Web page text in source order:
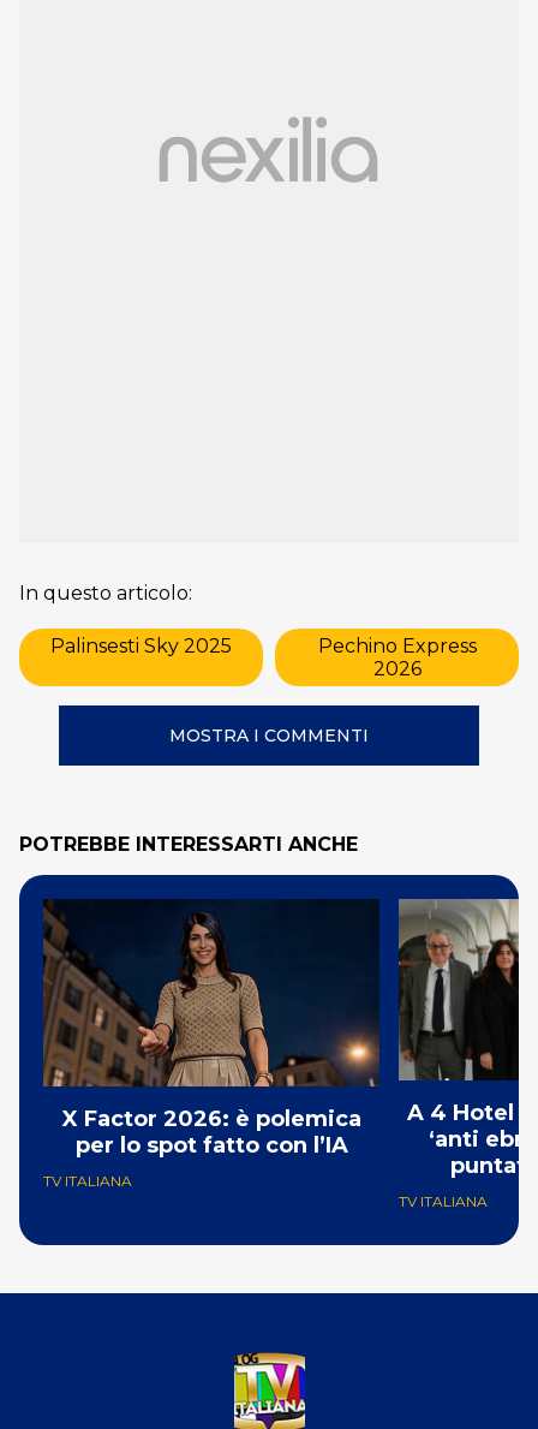
In questo articolo:
Palinsesti Sky 2025
Pechino Express
2026
MOSTRA I COMMENTI
POTREBBE INTERESSARTI ANCHE
X Factor 2026: è polemica
per lo spot fatto con l’IA
TV ITALIANA
A 4 Hotel
‘anti
TV ITALIANA